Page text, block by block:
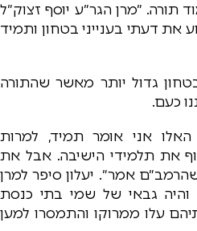
תורה. ״מרן הגר״ע יוסף זצוק״ל
את דעתי בענייני בטחון ותמיד
גדול יותר מאשר שהתורה
כעם.
אני אומר תמיד, למרות
את תלמידי הישיבה. אבל את
אמר״. יעלון סיפר למרן
והיה גבאי של שמי בתי כנסת
עלו ממרוקו והתמסרו למען